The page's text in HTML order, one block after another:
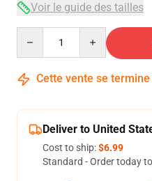
Voir le guide des tailles
Cette vente se
Deliver to United
Cost to ship:$6.99
Standard - Order today